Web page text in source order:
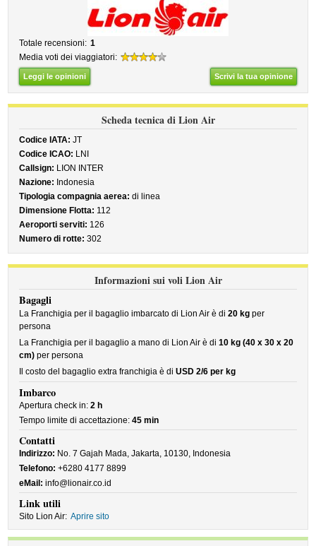
Totale recensioni: 1
Media voti dei viaggiatori:
Leggi le opinioni Scrivi la tua opinione
Scheda tecnica di Lion Air
Codice IATA: JT
Codice ICAO: LNI
Callsign: LION INTER
Nazione: Indonesia
Tipologia compagnia aerea: di linea
Dimensione Flotta: 112
Aeroporti serviti: 126
Numero di rotte: 302
Informazioni sui voli Lion Air
Bagagli
La Franchigia per il bagaglio imbarcato di Lion Air è di20 kg per
persona
La Franchigia per il bagaglio a mano di Lion Air è di10 kg (40 x 30 x 20
cm) per persona
Il costo del bagaglio extra franchigia è diUSD 2/6 per kg
Imbarco
Apertura check in:2 h
Tempo limite di accettazione:45 min
Contatti
Indirizzo: No. 7 Gajah Mada, Jakarta, 10130, Indonesia
Telefono: +6280 4177 8899
eMail: info@lionair.co.id
Link utili
Sito Lion Air: Aprire sito